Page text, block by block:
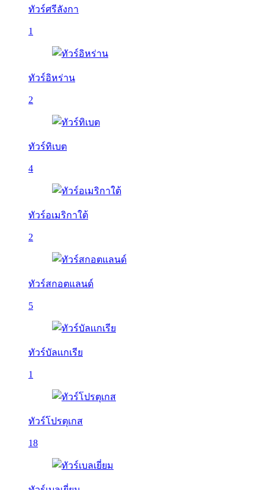
ทัวร์ศรีลังกา
1
ทัวร์อิหร่าน
2
ทัวร์ทิเบต
4
ทัวร์อเมริกาใต้
2
ทัวร์สกอตแลนด์
5
ทัวร์บัลเเกเรีย
1
ทัวร์โปรตุเกส
18